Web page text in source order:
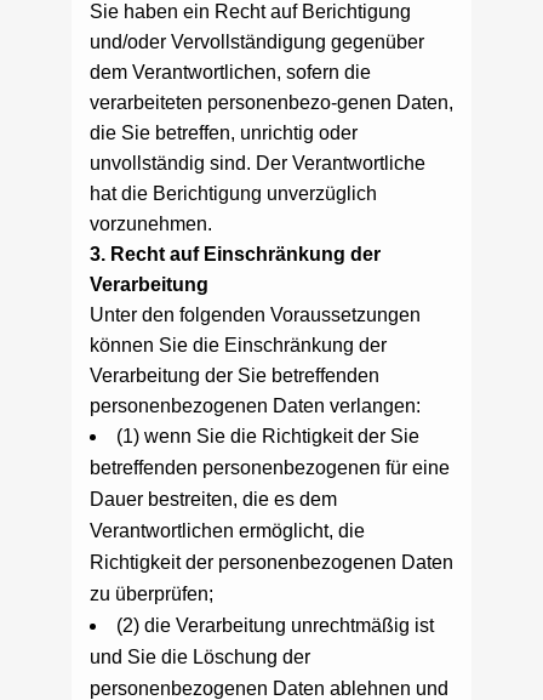
Sie haben ein Recht auf Berichtigung
und/oder Vervollständigung gegenüber
dem Verantwortlichen, sofern die
verarbeiteten personenbezo-genen Daten,
die Sie betreffen, unrichtig oder
unvollständig sind. Der Verantwortliche
hat die Berichtigung unverzüglich
vorzunehmen.
3. Recht auf Einschränkung der
Verarbeitung
Unter den folgenden Voraussetzungen
können Sie die Einschränkung der
Verarbeitung der Sie betreffenden
personenbezogenen Daten verlangen:
(1) wenn Sie die Richtigkeit der Sie
betreffenden personenbezogenen für eine
Dauer bestreiten, die es dem
Verantwortlichen ermöglicht, die
Richtigkeit der personenbezogenen Daten
zu überprüfen;
(2) die Verarbeitung unrechtmäßig ist
und Sie die Löschung der
personenbezogenen Daten ablehnen und